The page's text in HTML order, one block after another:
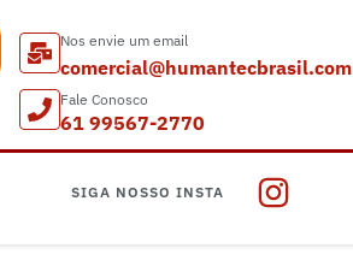
Nos envie um email
comercial@humantecbrasil.com
Fale Conosco
61 99567-2770
SIGA NOSSO INSTA